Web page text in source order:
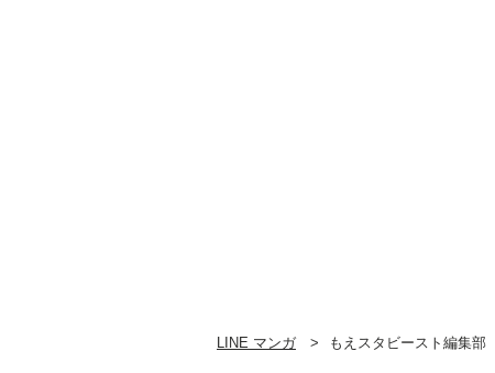
LINE マンガ もえスタビースト編集部